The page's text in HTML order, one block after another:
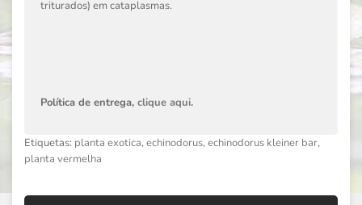
triturados) em cataplasmas.
Política de entrega, clique aqui.
Etiquetas: planta exotica, echinodorus, echinodorus kleiner bar,
planta vermelha